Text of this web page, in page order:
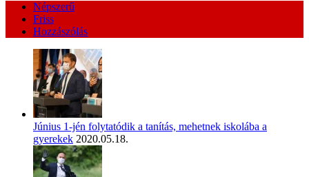
Népszerű
Friss
Hozzászólás
Június 1-jén folytatódik a tanítás, mehetnek iskolába a
gyerekek 2020.05.18.